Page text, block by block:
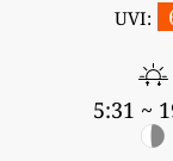
UVI:
5:31 ~